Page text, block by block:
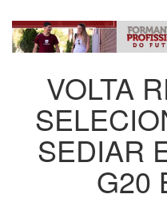
VOLTA
SEDIAR
G20